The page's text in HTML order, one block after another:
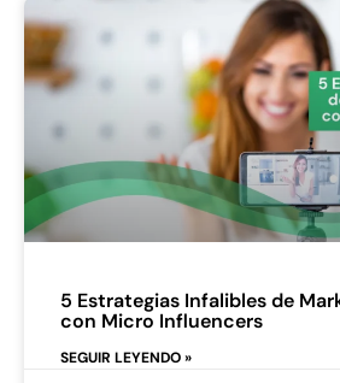
5 Estrategias Infalibles de
con Micro Influencers
SEGUIR LEYENDO »